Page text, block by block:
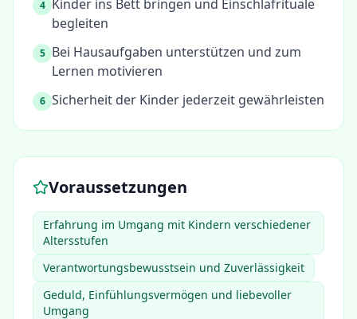
4 Kinder ins Bett bringen und Einschlafrituale
begleiten
5 Bei Hausaufgaben unterstützen und zum
Lernen motivieren
6 Sicherheit der Kinder jederzeit gewährleisten
Voraussetzungen
Erfahrung im Umgang mit Kindern verschiedener
Altersstufen
Verantwortungsbewusstsein und Zuverlässigkeit
Geduld, Einfühlungsvermögen und liebevoller
Umgang